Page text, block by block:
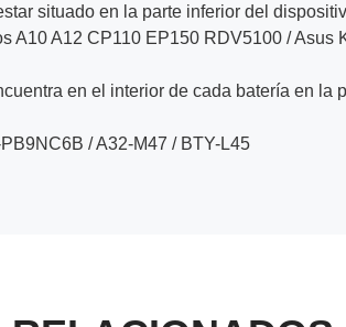
situado en la parte inferior del
A10 A12 CP110 EP150 RDV5100 /
en el interior de cada batería en la
/ A32-M47 / BTY-L45